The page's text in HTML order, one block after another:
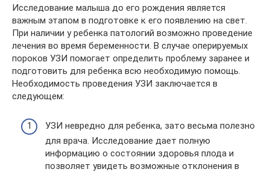
Исследование малыша до его рождения является
важным этапом в подготовке к его появлению на свет.
При наличии у ребенка патологий возможно проведение
лечения во время беременности. В случае оперируемых
пороков УЗИ помогает определить проблему заранее и
подготовить для ребенка всю необходимую помощь.
Необходимость проведения УЗИ заключается в
следующем:
УЗИ невредно для ребенка, зато весьма полезно
для врача. Исследование дает полную
информацию о состоянии здоровья плода и
позволяет увидеть возможные отклонения в